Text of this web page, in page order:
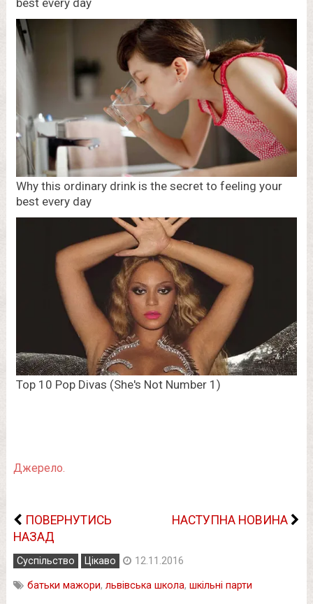
Джерело.
ПОВЕРНУТИСЬ
НАЗАД
НАСТУПНА НОВИНА
Суспільство Цікаво 12.11.2016
батьки мажори, львівська школа, шкільні парти